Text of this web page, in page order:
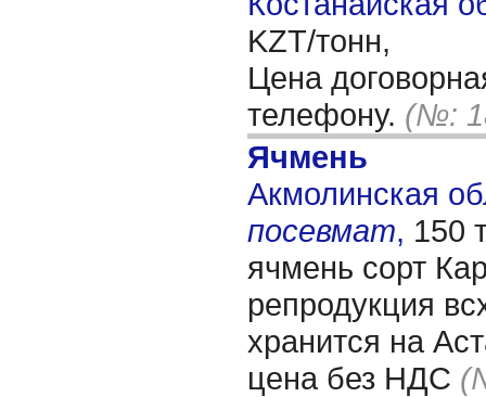
KZT/тонн,
Цена
телефону. (№:
Ячмень
Акмолинская
посевмат, 150
ячмень сорт
репродукция
хранится на
цена без НДС